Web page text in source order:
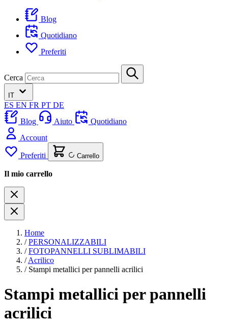
Blog
Quotidiano
Preferiti
Cerca
IT
ES EN FR PT DE
Blog
Aiuto
Quotidiano
Account
Preferiti Carrello
Il mio carrello
Home
/ PERSONALIZZABILI
/ FOTOPANNELLI SUBLIMABILI
/ Acrilico
/ Stampi metallici per pannelli acrilici
Stampi metallici per pannelli
acrilici